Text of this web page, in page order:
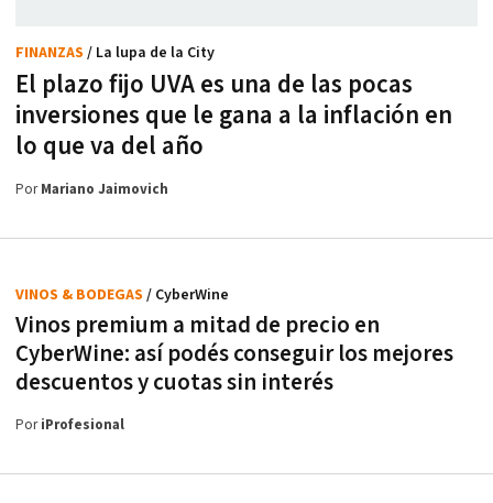
El plazo fijo UVA es una de las pocas
inversiones que le gana a la inflación en
lo que va del año
FINANZAS / La lupa de la City
PorMariano Jaimovich
Vinos premium a mitad de precio en
CyberWine: así podés conseguir los mejores
descuentos y cuotas sin interés
VINOS & BODEGAS / CyberWine
PoriProfesional